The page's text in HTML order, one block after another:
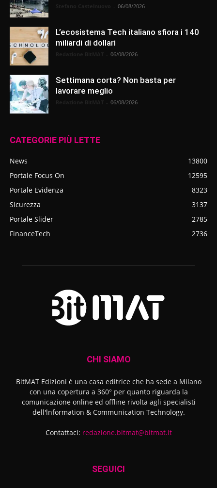
- 06/08/2026
L’ecosistema Tech italiano sfiora i 140
miliardi di dollari
- 06/08/2026
Settimana corta? Non basta per
lavorare meglio
- 06/08/2026
CATEGORIE PIÙ LETTE
News
13800
Portale Focus On
12595
Portale Evidenza
8323
Sicurezza
3137
Portale Slider
2785
FinanceTech
2736
CHI SIAMO
BitMAT Edizioni è una casa editrice che ha sede a Milano
con una copertura a 360° per quanto riguarda la
comunicazione online ed offline rivolta agli specialisti
dell'lnformation & Communication Technology.
Contattaci: redazione.bitmat@bitmat.it
SEGUICI